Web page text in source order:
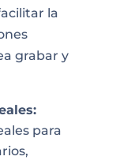
la
grabar y
para